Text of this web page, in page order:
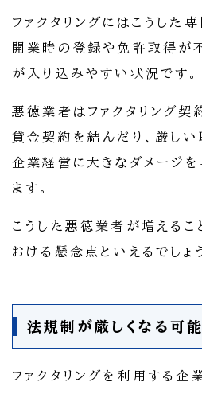
ファクタリングにはこうした
開業時の登録や免許取得が
が入り込みやすい状況です。
悪徳業者はファクタリング契
貸金契約を結んだり、厳しい
企業経営に大きなダメージ
ます。
こうした悪徳業者が増えるこ
おける懸念点といえるでしょう
法規制が厳しくなる可
ファクタリングを利用する企